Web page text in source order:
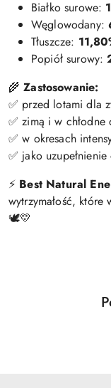
Białko surowe:
Węglowodany:
Tłuszcze:
Popiół surowy:
🌾Zastosowanie:
✅ przed lotami dla
✅ zimą i w
✅ w okresach
✅ jako
⚡ Best Natural
wytrzymałość, które
🕊️💛
Pomiń